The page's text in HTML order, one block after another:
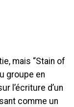
mais “Stain of
groupe en
l’écriture d’un
comme un